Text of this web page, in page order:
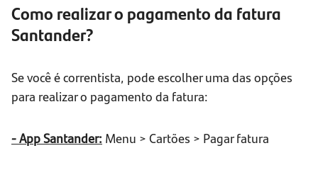
Como realizar o pagamento da fatura
Santander?
Se você é correntista, pode escolher uma das opções
para realizar o pagamento da fatura:
- App Santander: Menu > Cartões > Pagar fatura